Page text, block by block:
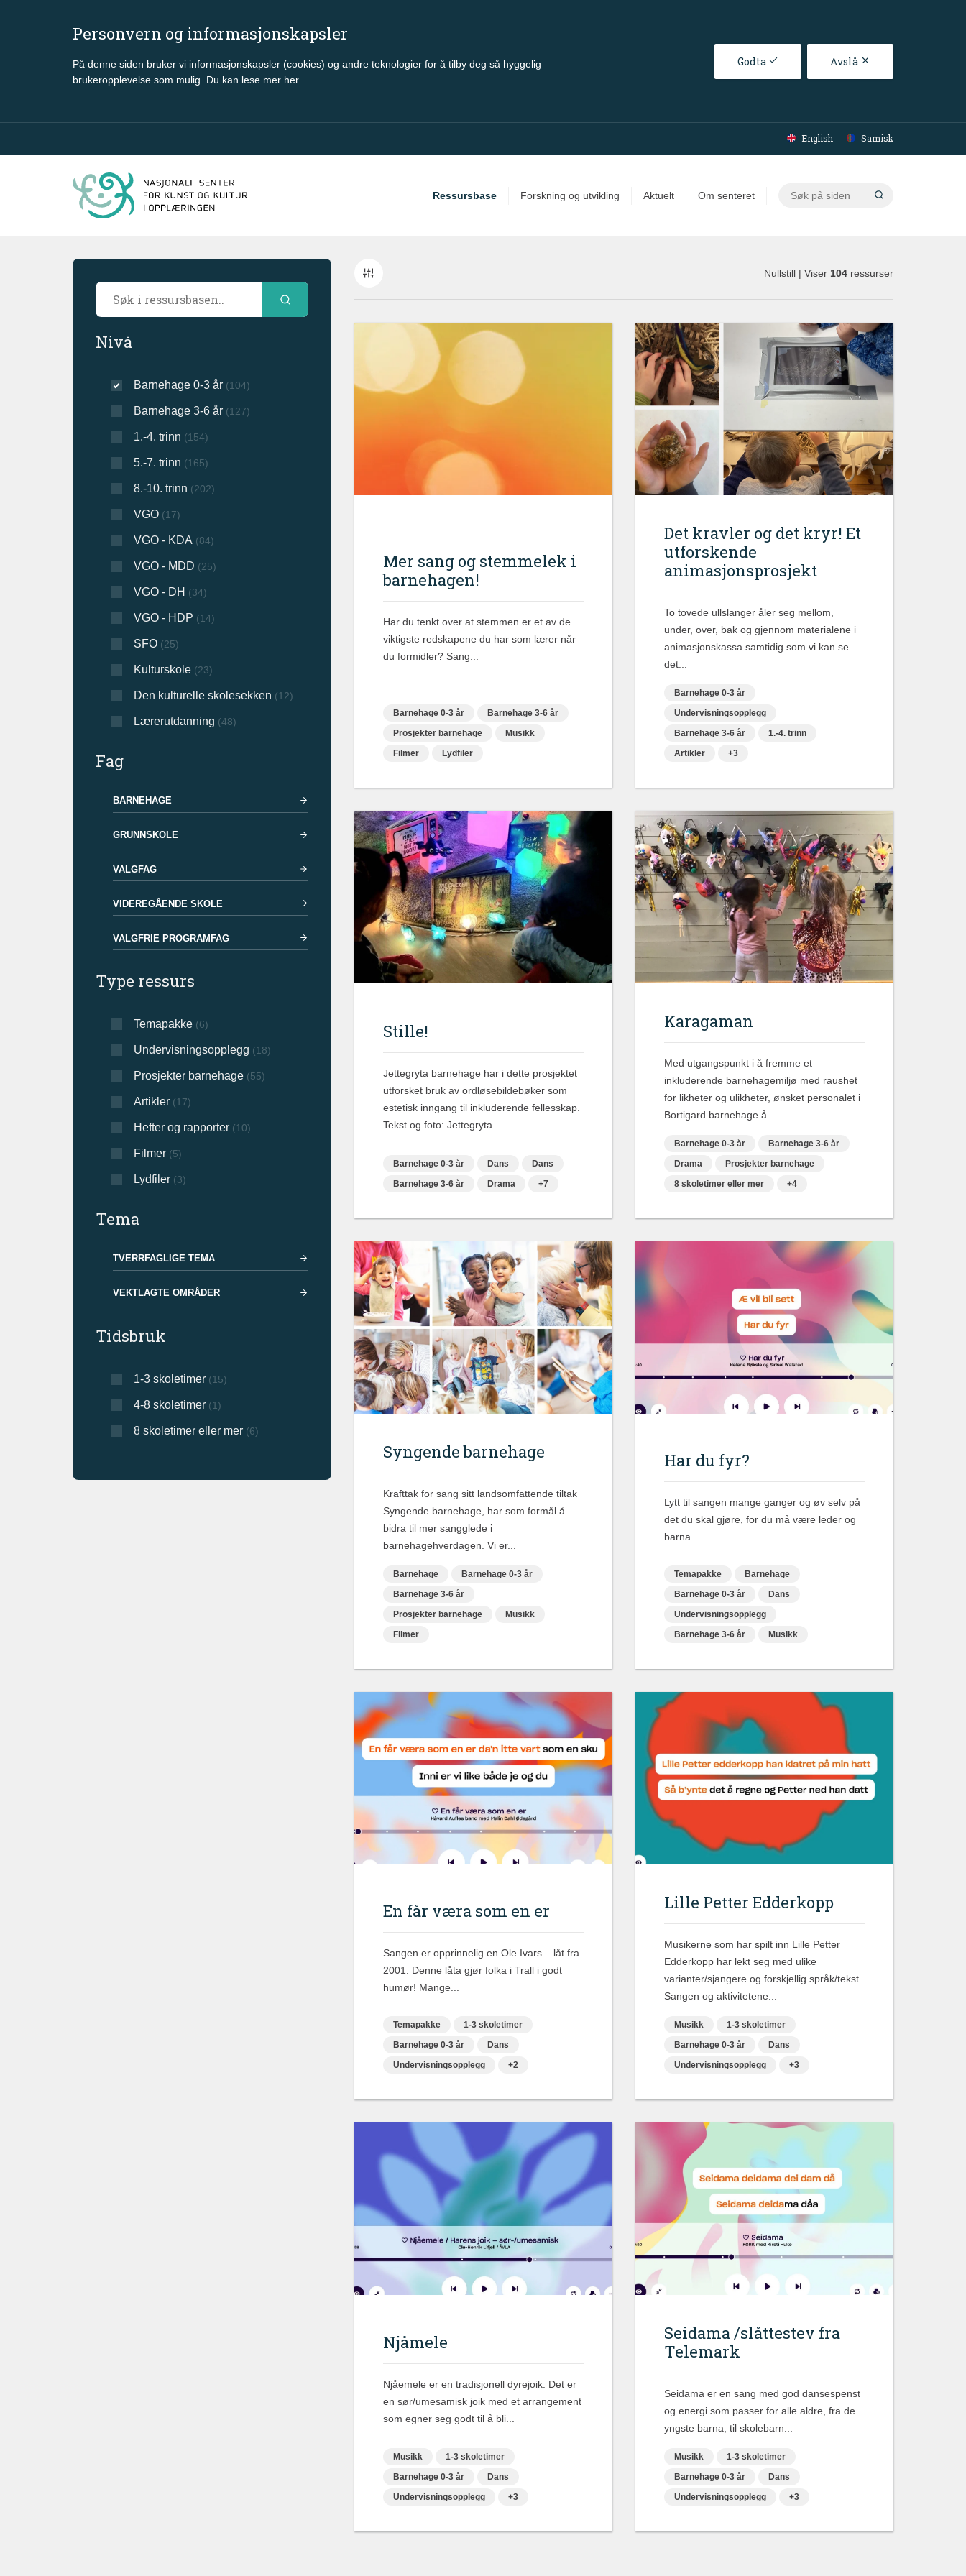
Personvern og informasjonskapsler
På denne siden bruker vi informasjonskapsler (cookies) og andre teknologier for å tilby deg så hyggelig
brukeropplevelse som mulig. Du kan lese mer her.
Godta Avslå
Gå til hovedinnhold
English Samisk
Ressursbase Forskning og utvikling Aktuelt Om senteret
Søk
Søkeresultater
Søk i ressursbasen
Nivå
Barnehage 0-3 år(104)
Barnehage 3-6 år(127)
1.-4. trinn (154)
5.-7. trinn (165)
8.-10. trinn (202)
VGO(17)
VGO - KDA (84)
VGO - MDD (25)
VGO - DH (34)
VGO - HDP (14)
SFO(25)
Kulturskole(23)
Den kulturelle skolesekken (12)
Lærerutdanning (48)
Fag
BARNEHAGE
GRUNNSKOLE
VALGFAG
VIDEREGÅENDE SKOLE
VALGFRIE PROGRAMFAG
Type ressurs
Temapakke(6)
Undervisningsopplegg (18)
Prosjekter barnehage(55)
Artikler(17)
Hefter og rapporter(10)
Filmer(5)
Lydfiler(3)
Tema
TVERRFAGLIGE TEMA
VEKTLAGTE OMRÅDER
Tidsbruk
1-3 skoletimer(15)
4-8 skoletimer(1)
8 skoletimer eller mer(6)
Nullstill | Viser 104 ressurser
Mer sang og stemmelek i
barnehagen!
Har du tenkt over at stemmen er et av de
viktigste redskapene du har som lærer når
du formidler? Sang...
Barnehage 0-3 år
Barnehage 3-6 år
Prosjekter barnehage
Musikk
Filmer
Lydfiler
Det kravler og det kryr! Et
utforskende
animasjonsprosjekt
To tovede ullslanger åler seg mellom,
under, over, bak og gjennom materialene i
animasjonskassa samtidig som vi kan se
det...
Barnehage 0-3 år
Undervisningsopplegg
Barnehage 3-6 år
1.-4. trinn
Artikler
+3
Stille!
Jettegryta barnehage har i dette prosjektet
utforsket bruk av ordløsebildebøker som
estetisk inngang til inkluderende fellesskap.
Tekst og foto: Jettegryta...
Barnehage 0-3 år Dans
Dans
Barnehage 3-6 år
Drama +7
Karagaman
Med utgangspunkt i å fremme et
inkluderende barnehagemiljø med raushet
for likheter og ulikheter, ønsket personalet i
Bortigard barnehage å...
Barnehage 0-3 år
Barnehage 3-6 år
Drama
Prosjekter barnehage
8 skoletimer eller mer
+4
Syngende barnehage
Krafttak for sang sitt landsomfattende tiltak
Syngende barnehage, har som formål å
bidra til mer sangglede i
barnehagehverdagen. Vi er...
Barnehage
Barnehage 0-3 år
Barnehage 3-6 år
Prosjekter barnehage
Musikk
Filmer
Har du fyr?
Lytt til sangen mange ganger og øv selv på
det du skal gjøre, for du må være leder og
barna...
Temapakke
Barnehage
Barnehage 0-3 år
Dans
Undervisningsopplegg
Barnehage 3-6 år
Musikk
En får væra som en er
Sangen er opprinnelig en Ole Ivars – låt fra
2001. Denne låta gjør folka i Trall i godt
humør! Mange...
Temapakke
1-3 skoletimer
Barnehage 0-3 år
Dans
Undervisningsopplegg
+2
Lille Petter Edderkopp
Musikerne som har spilt inn Lille Petter
Edderkopp har lekt seg med ulike
varianter/sjangere og forskjellig språk/tekst.
Sangen og aktivitetene...
Musikk
1-3 skoletimer
Barnehage 0-3 år
Dans
Undervisningsopplegg
+3
Njåmele
Njåemele er en tradisjonell dyrejoik. Det er
en sør/umesamisk joik med et arrangement
som egner seg godt til å bli...
Musikk
1-3 skoletimer
Barnehage 0-3 år
Dans
Undervisningsopplegg
+3
Seidama /slåttestev fra
Telemark
Seidama er en sang med god dansespenst
og energi som passer for alle aldre, fra de
yngste barna, til skolebarn...
Musikk
1-3 skoletimer
Barnehage 0-3 år
Dans
Undervisningsopplegg
+3